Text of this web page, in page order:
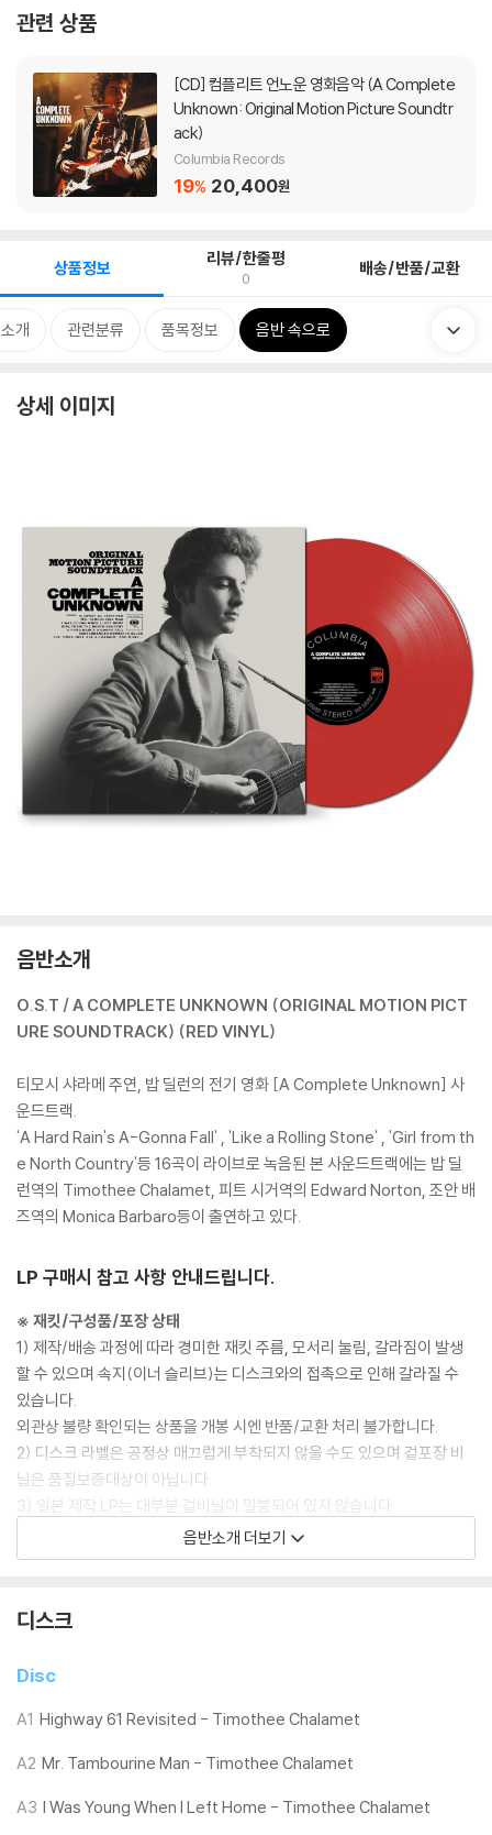
관련 상품
[CD]
Unknown: Original Motion Picture Soundtr
ack)
Columbia Records
19% 20,400원
상품정보 리뷰/한줄평
0 배송/반품/교환
개 관련분류 품목정보 음반 속으로
상세 이미지
음반소개
O.S.T / A COMPLETE UNKNOWN (ORIGINAL MOTION PICT
URE SOUNDTRACK) (RED VINYL)
티모시 샤라메 주연, 밥 딜런의 전기 영화 [A Complete Unknown] 사
운드트랙.
'A Hard Rain's A-Gonna Fall' , 'Like a Rolling Stone' , 'Girl from th
e North Country'등 16곡이 라이브로 녹음된 본 사운드트랙에는 밥 딜
런역의 Timothee Chalamet, 피트 시거역의 Edward Norton, 조안 배
즈역의 Monica Barbaro등이 출연하고 있다.
LP 구매시 참고 사항 안내드립니다.
※ 재킷/구성품/포장 상태
1) 제작/배송 과정에 따라 경미한 재킷 주름, 모서리 눌림, 갈라짐이 발생
할 수 있으며 속지(이너 슬리브)는 디스크와의 접촉으로 인해 갈라질 수
있습니다.
외관상 불량 확인되는 상품을 개봉 시엔 반품/교환 처리 불가합니다.
2) 디스크 라벨은 공정상 매끄럽게 부착되지 않을 수도 있으며 겉포장 비
닐은 품질보증대상이 아닙니다.
3) 일본 제작 LP는 대부분 겉비닐이 밀봉되어 있지 않습니다.
4) 디지털 다운로드 코드는 본사에서 공지 없이 증정 종료될 수 있습니다.
1) 침압 조절 기능이 없는 턴테이블을 사용하시는 경우, (주로 올인원 형태
모델) 다이내믹 사운드의 편차가 큰 트랙을 재생할 때 이상 현상이 발생할
수 있습니다.
하니 침압 조절이 가능한 기기에서 재생하실 것을 권유 드립니다.
다. 전용 제품으로 이를 제거하면 대부분 해결됩니다.
3) 바늘에 먼지가 쌓이는 경우에도 재생이 원활하지 않을 수 있습니다.
음반소개 더보기
디스크
Disc
A1 Highway 61 Revisited - Timothee Chalamet
A2 Mr. Tambourine Man - Timothee Chalamet
A3 I Was Young When I Left Home - Timothee Chalamet